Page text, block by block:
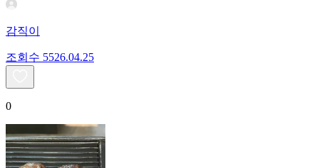
감직이
조회수 5526.04.25
0